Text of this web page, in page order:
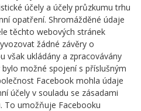
účely a účely průzkumu trhu
opatření. Shromážděné údaje
těchto webových stránek
žádné závěry o
však ukládány a zpracovávány
možné spojení s příslušným
Facebook mohla údaje
účely v souladu se zásadami
To umožňuje Facebooku